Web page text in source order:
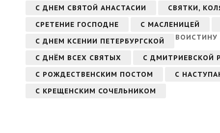
С ДНЕМ СВЯТОЙ АНАСТАСИИ
СВЯТКИ,
СРЕТЕНИЕ ГОСПОДНЕ
С МАСЛЕНИЦЕЙ
С ДНЕМ КСЕНИИ ПЕТЕРБУРГСКОЙ
ВОИСТИНУ
С ДНЁМ ВСЕХ СВЯТЫХ
С ДМИТРИЕВСКОЙ
С РОЖДЕСТВЕНСКИМ ПОСТОМ
С
С КРЕЩЕНСКИМ СОЧЕЛЬНИКОМ